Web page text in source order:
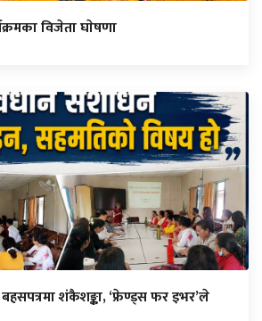
विजेता घाेषणा
शंकैशङ्का, ‘फ्रेण्ड्स फर इभर’ले